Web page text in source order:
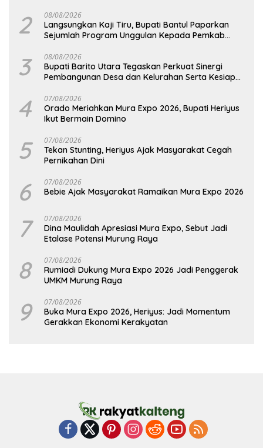
2 08/08/2026
Langsungkan Kaji Tiru, Bupati Bantul Paparkan
Sejumlah Program Unggulan Kepada Pemkab
3 08/08/2026
Bupati Barito Utara Tegaskan Perkuat Sinergi
Pembangunan Desa dan Kelurahan Serta Kesiapan
4 07/08/2026
Orado Meriahkan Mura Expo 2026, Bupati Heriyus
Ikut Bermain Domino
5 07/08/2026
Tekan Stunting, Heriyus Ajak Masyarakat Cegah
Pernikahan Dini
6 07/08/2026
Bebie Ajak Masyarakat Ramaikan Mura Expo 2026
7 07/08/2026
Dina Maulidah Apresiasi Mura Expo, Sebut Jadi
Etalase Potensi Murung Raya
8 07/08/2026
Rumiadi Dukung Mura Expo 2026 Jadi Penggerak
UMKM Murung Raya
9 07/08/2026
Buka Mura Expo 2026, Heriyus: Jadi Momentum
Gerakkan Ekonomi Kerakyatan